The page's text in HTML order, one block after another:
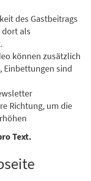
des Gastbeitrags
dort als
können zusätzlich
Einbettungen sind
Richtung, um die
Text.